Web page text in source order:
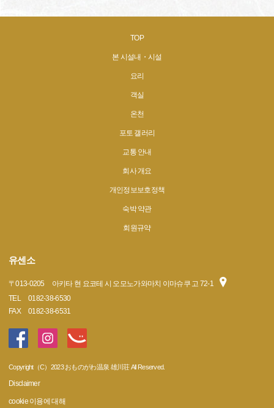
TOP
본 시설내・시설
요리
객실
온천
포토 갤러리
교통 안내
회사 개요
개인정보보호정책
숙박 약관
회원규약
유센소
〒013-0205
아키타 현 요코테 시 오모노가와마치 이마슈쿠 고 72-1
TEL
0182-38-6530
FAX
0182-38-6531
Copyright（C）2023 おものがわ温泉 雄川荘 All Reserved.
Disclaimer
cookie 이용에 대해